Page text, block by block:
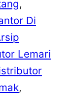
Di
Lemari